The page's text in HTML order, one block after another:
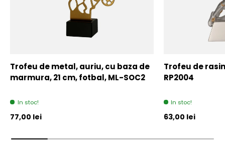
Trofeu de metal, auriu, cu baza de
marmura, 21 cm, fotbal, ML-SOC2
In stoc!
Pret initial
77,00 lei
Trofeu de
RP2004
In stoc!
Pret initial
63,00 lei